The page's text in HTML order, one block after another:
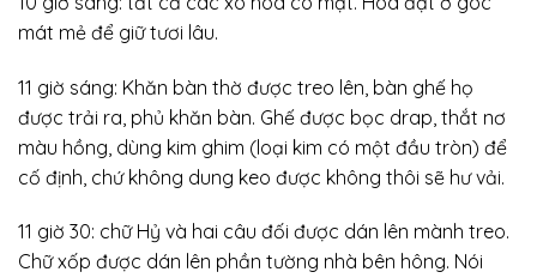
mát mẻ để giữ tươi lâu.
11 giờ sáng: Khăn bàn thờ được treo lên, bàn ghế họ
được trải ra, phủ khăn bàn. Ghế được bọc drap, thắt nơ
màu hồng, dùng kim ghim (loại kim có một đầu tròn) để
cố định, chứ không dung keo được không thôi sẽ hư vải.
11 giờ 30: chữ Hỷ và hai câu đối được dán lên mành treo.
Chữ xốp được dán lên phần tường nhà bên hông. Nói